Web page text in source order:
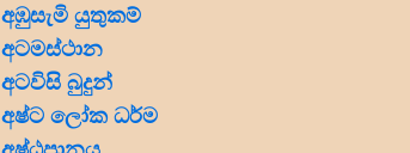
අඹුසැමි යුතුකම්
අටමස්ථාන
අටවිසි බුදුන්
අෂ්ට ලෝක ධර්ම